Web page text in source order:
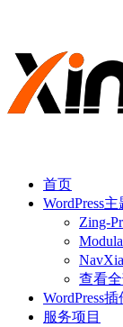
首页
WordPress主
Zing-
查看
WordPress插
服务项目